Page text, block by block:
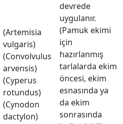
devrede
uygulanır.
(Pamuk ekimi
için
hazırlanmış
tarlalarda ekim
öncesi, ekim
esnasında ya
da ekim
sonrasında
(Artemisia
vulgaris)
(Convolvulus
arvensis)
(Cyperus
rotundus)
(Cynodon
dactylon)